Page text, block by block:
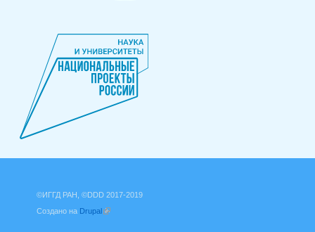
©ИГГД РАН, ©DDD 2017-2019
Создано на Drupal